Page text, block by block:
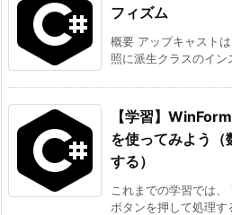
フィズム
概要 アップキャスト
照に派生クラスのイ
【学習】
を使ってみよう（
する）
これまでの学習では
ボタンを押して処理す